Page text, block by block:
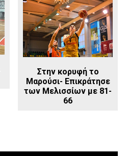
Στην κορυφή το
Μαρούσι- Επικράτησε
των Μελισσίων με 81-
66